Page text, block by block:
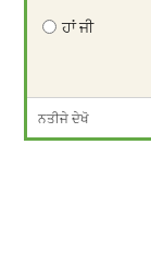
ਹਾਂ ਜੀ
ਨਤੀਜੇ ਦੇਖੋ